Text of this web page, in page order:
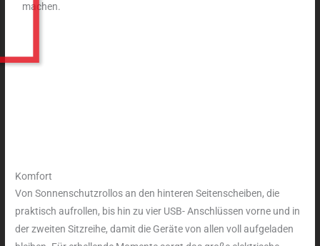
machen.
Komfort
Von Sonnenschutzrollos an den hinteren Seitenscheiben, die
praktisch aufrollen, bis hin zu vier USB- Anschlüssen vorne und in
der zweiten Sitzreihe, damit die Geräte von allen voll aufgeladen